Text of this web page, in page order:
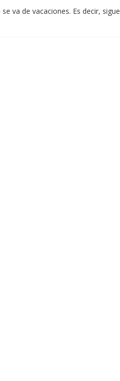
va de vacaciones. Es decir, sigue